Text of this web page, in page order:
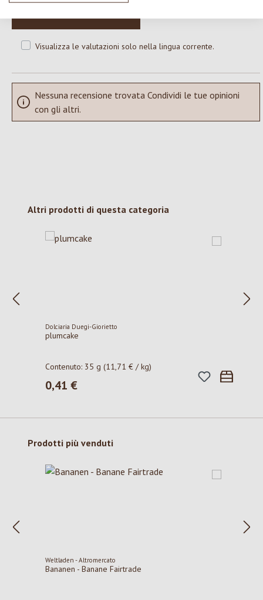
Visualizza le valutazioni solo nella lingua corrente.
Nessuna recensione trovata Condividi le tue opinioni
con gli altri.
Salta la galleria dei prodotti
Altri prodotti di questa categoria
Dolciaria Duegi-Giorietto
plumcake
Contenuto: 35 g(11,71 € / kg)
Prezzo normale:
0,41 €
Salta la galleria dei prodotti
Prodotti più venduti
Weltladen - Altromercato
Bananen - Banane Fairtrade